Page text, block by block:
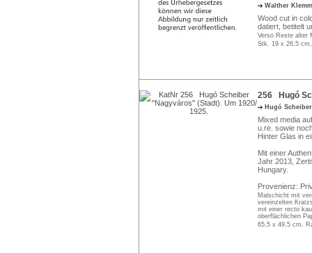
Walther
Wood cut in
datiert, betitelt
Verso Reste alter
Stk. 19 x 26,5
256 Hugó
Hugó
Mixed media
u.re. sowie
Hinter Glas in
Mit einer
Jahr 2013,
Hungary.
Provenienz:
Malschicht mit
vereinzelten
mit einer recto
oberflächlichen
65,5 x 49,5 cm,